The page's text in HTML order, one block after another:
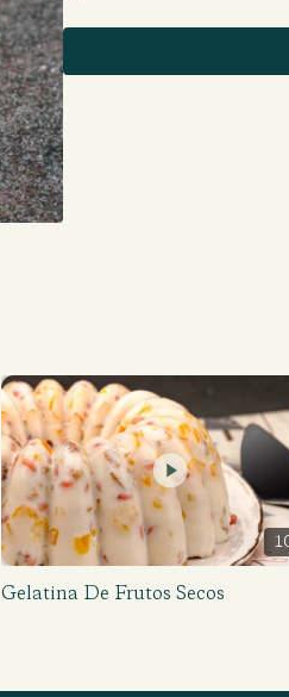
Gelatina De Frutos Secos